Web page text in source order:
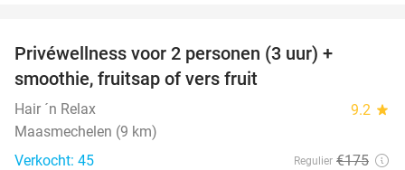
Privéwellness voor 2 personen (3 uur) +
smoothie, fruitsap of vers fruit
Hair ´n Relax 9.2 star
Maasmechelen (9 km)
Verkocht: 45
Regulier €175